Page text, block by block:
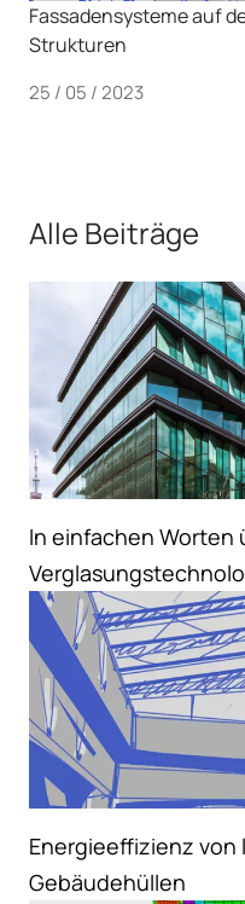
Fassadensysteme auf
Strukturen
25 / 05 / 2023
Alle Beiträge
In einfachen Worten
Energieeffizienz
Gebäudehüllen